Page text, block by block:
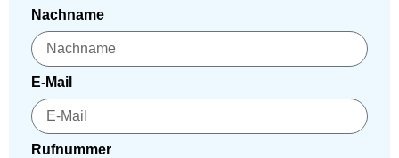
Nachname
E-Mail
Rufnummer